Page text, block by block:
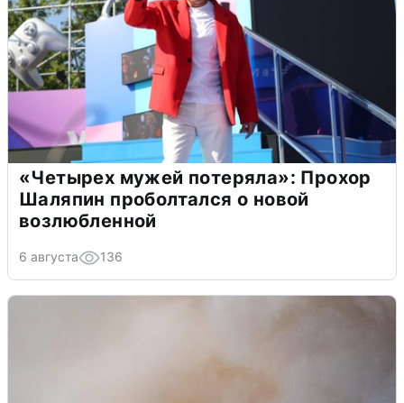
«Четырех мужей потеряла»: Прохор
Шаляпин проболтался о новой
возлюбленной
6 августа 136